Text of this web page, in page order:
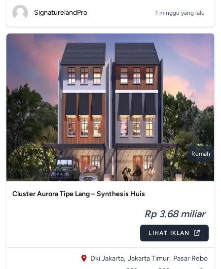
SignaturelandPro 1 minggu yang lalu
Rumah
Cluster Aurora Tipe Lang – Synthesis Huis
Rp 3.68 miliar
LIHAT IKLAN
Dki Jakarta, Jakarta Timur, Pasar Rebo